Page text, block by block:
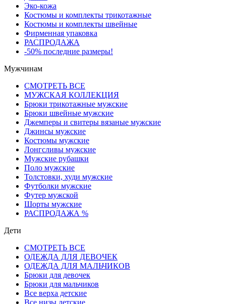
Эко-кожа
Костюмы и комплекты трикотажные
Костюмы и комплекты швейные
Фирменная упаковка
РАСПРОДАЖА
-50% последние размеры!
Мужчинам
СМОТРЕТЬ ВСЕ
МУЖСКАЯ КОЛЛЕКЦИЯ
Брюки трикотажные мужские
Брюки швейные мужские
Джемперы и свитеры вязаные мужские
Джинсы мужские
Костюмы мужские
Лонгсливы мужские
Мужские рубашки
Поло мужские
Толстовки, худи мужские
Футболки мужские
Футер мужской
Шорты мужские
РАСПРОДАЖА %
Дети
СМОТРЕТЬ ВСЕ
ОДЕЖДА ДЛЯ ДЕВОЧЕК
ОДЕЖДА ДЛЯ МАЛЬЧИКОВ
Брюки для девочек
Брюки для мальчиков
Все верха детские
Все низы детские